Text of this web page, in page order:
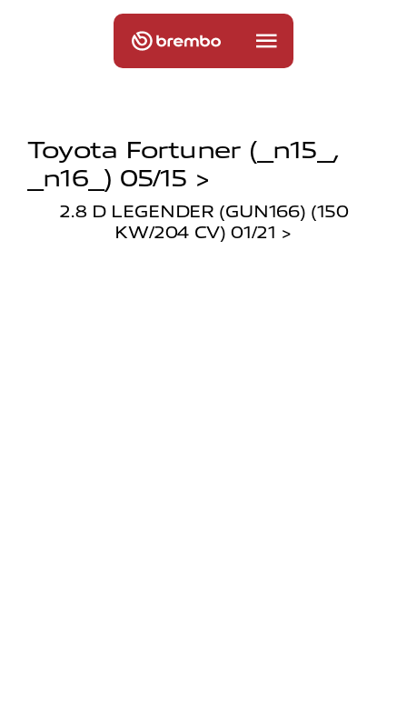
Toyota Fortuner (_n15_,
_n16_) 05/15 >
2.8 D LEGENDER (GUN166) (150
KW/204 CV) 01/21 >